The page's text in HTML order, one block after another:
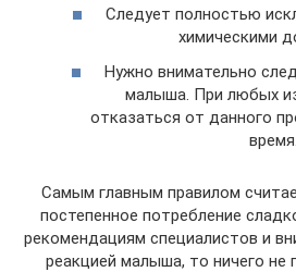
Следует полностью
химическими
Нужно внимательно
малыша. При любых
отказаться от данного
время.
Самым главным правилом
постепенное потребление
рекомендациям специалистов и
реакцией малыша, то ничего не